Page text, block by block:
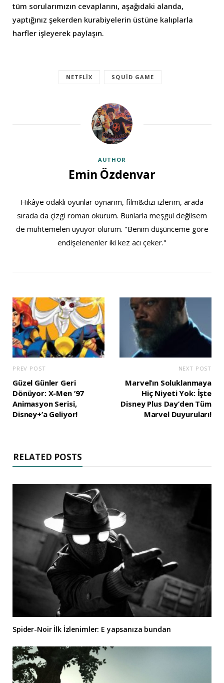
tüm sorularımızın cevaplarını, aşağıdaki alanda,
yaptığınız şekerden kurabiyelerin üstüne kalıplarla
harfler işleyerek paylaşın.
NETFLIX SQUID GAME
AUTHOR
Emin Özdenvar
Hikâye odaklı oyunlar oynarım, film&dizi izlerim, arada
sırada da çizgi roman okurum. Bunlarla meşgul değilsem
de muhtemelen uyuyor olurum. "Benim düşünceme göre
endişelenenler iki kez acı çeker."
PREV POST
Güzel Günler Geri
Dönüyor: X-Men ’97
Animasyon Serisi,
Disney+’a Geliyor!
NEXT POST
Marvel’ın Soluklanmaya
Hiç Niyeti Yok: İşte
Disney Plus Day’den Tüm
Marvel Duyuruları!
RELATED POSTS
Spider-Noir İlk İzlenimler: E yapsanıza bundan